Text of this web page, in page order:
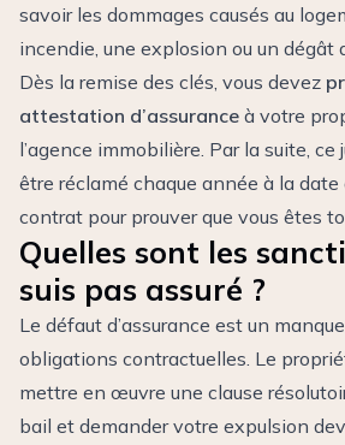
savoir les dommages causés au
incendie, une explosion ou un dégât
Dès la remise des clés, vous devez
attestation d’assurance à votre
l’agence immobilière. Par la suite,
être réclamé chaque année à la
contrat pour prouver que vous êtes
Quelles sont les
suis pas assuré ?
Le défaut d’assurance est un
obligations contractuelles. Le
mettre en œuvre une clause
bail et demander votre expulsion